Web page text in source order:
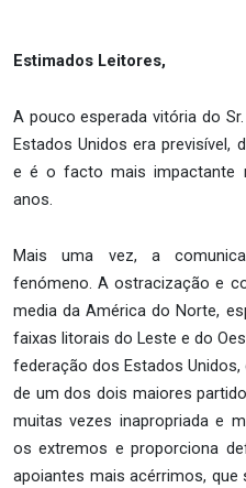
Estimados Leitores,
A pouco esperada vitória do
Estados Unidos era previsível,
e é o facto mais impactante
anos.
Mais uma vez, a
fenómeno. A ostracização e
media da América do Norte,
faixas litorais do Leste e do
federação dos Estados
de um dos dois maiores
muitas vezes inapropriada e
os extremos e proporciona
apoiantes mais acérrimos,